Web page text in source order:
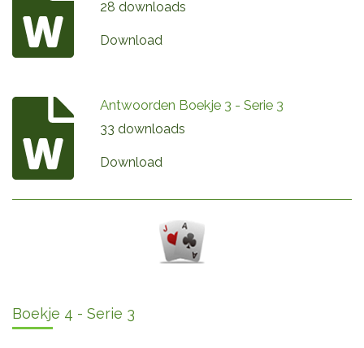
28 downloads
Download
Antwoorden Boekje 3 - Serie 3
33 downloads
Download
Boekje 4 - Serie 3